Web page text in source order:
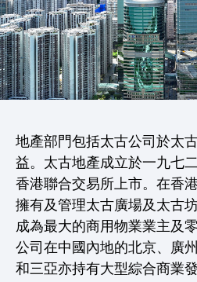
地產部門包括太古公司於太
益。太古地產成立於一九七
香港聯合交易所上市。在香
擁有及管理太古廣場及太古
成為最大的商用物業業主及
公司在中國內地的北京、廣
和三亞亦持有大型綜合商業發